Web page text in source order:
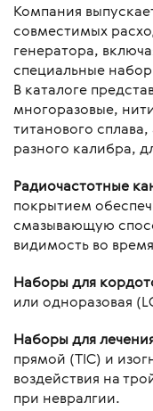
Компания
совместимых
генератора,
специальные
В каталоге
многоразовые,
титанового
разного калибра,
Радиочастотные
покрытием
смазывающую
видимость во
Наборы для
или одноразовая
Наборы для
прямой (TIC) и
воздействия на
при невралгии.